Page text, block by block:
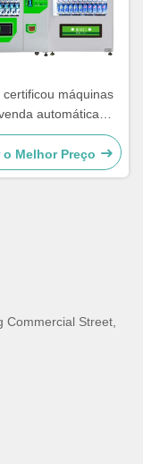
certificou máquinas
automática
com tela táctil
de 22 polegadas
o Melhor Preço
Commercial Street,